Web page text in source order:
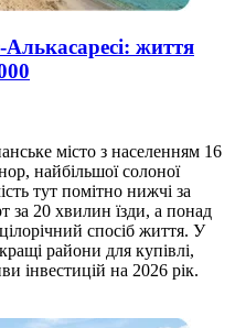
життя
місто з населенням 16
найбільшої солоної
тут помітно нижчі за
за 20 хвилин їзди, а понад
спосіб життя. У
райони для купівлі,
інвестицій на 2026 рік.